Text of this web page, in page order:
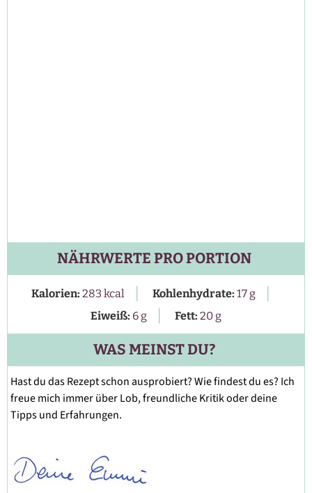
NÄHRWERTE PRO PORTION
Kalorien: 283 kcal | Kohlenhydrate: 17g |
Eiweiß: 6g | Fett: 20g
WAS MEINST DU?
Hast du das Rezept schon ausprobiert? Wie findest du es? Ich
freue mich immer über Lob, freundliche Kritik oder deine
Tipps und Erfahrungen.